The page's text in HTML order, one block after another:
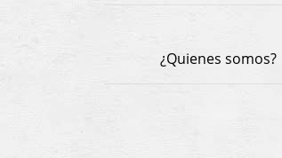
¿Quienes somos?